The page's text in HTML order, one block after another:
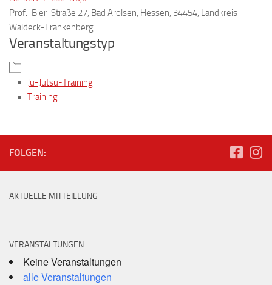
Prof.-Bier-Straße 27, Bad Arolsen, Hessen, 34454, Landkreis
Waldeck-Frankenberg
Veranstaltungstyp
Ju-Jutsu-Training
Training
FOLGEN:
AKTUELLE MITTEILLUNG
VERANSTALTUNGEN
Keine Veranstaltungen
alle Veranstaltungen